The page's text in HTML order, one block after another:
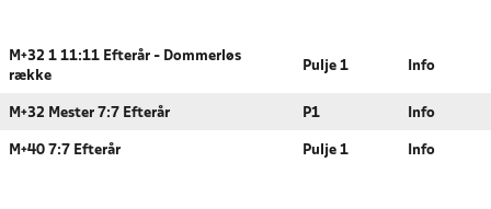
M+32 1 11:11 Efterår - Dommerløs
række
Pulje 1 Info
M+32 Mester 7:7 Efterår P1 Info
M+40 7:7 Efterår Pulje 1 Info